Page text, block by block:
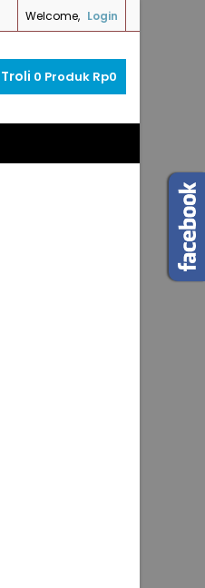
Welcome, Login
Troli 0 Produk Rp‎0